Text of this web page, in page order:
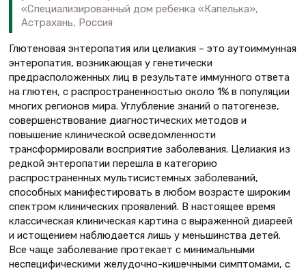
«Специализированный дом ребенка «Капелька»,
Астрахань, Россия
Глютеновая энтеропатия или целиакия – это аутоиммунная
энтеропатия, возникающая у генетически
предрасположенных лиц в результате иммунного ответа
на глютен, с распространенностью около 1% в популяции
многих регионов мира. Углубление знаний о патогенезе,
совершенствование диагностических методов и
повышение клинической осведомленности
трансформировали восприятие заболевания. Целиакия из
редкой энтеропатии перешла в категорию
распространенных мультисистемных заболеваний,
способных манифестировать в любом возрасте широким
спектром клинических проявлений. В настоящее время
классическая клиническая картина с выраженной диареей
и истощением наблюдается лишь у меньшинства детей.
Все чаще заболевание протекает с минимальными
неспецифическими желудочно-кишечными симптомами, с